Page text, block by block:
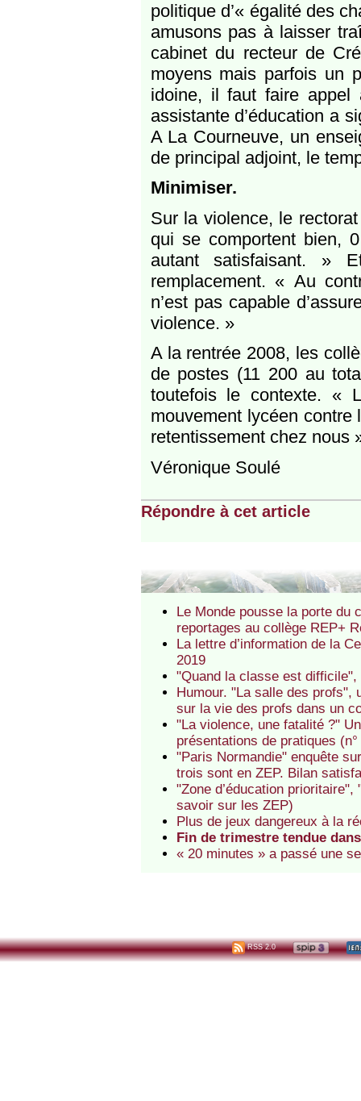
politique d’« égalité des
amusons pas à laisser
cabinet du recteur de
moyens mais parfois un
idoine, il faut faire appel
assistante d’éducation a
A La Courneuve, un
de principal adjoint, le
Minimiser.
Sur la violence, le
qui se comportent bien,
autant satisfaisant. »
remplacement. « Au
n’est pas capable
violence. »
A la rentrée 2008, les
de postes (11 200 au
toutefois le contexte. «
mouvement lycéen contre
retentissement chez nous
Véronique Soulé
Répondre à cet article
Le Monde pousse la porte du
reportages au collège REP+
La lettre d’information de la
2019
"Quand la classe est difficile",
Humour. "La salle des profs",
sur la vie des profs dans un
"La violence, une fatalité ?"
présentations de pratiques
"Paris Normandie" enquête
trois sont en ZEP. Bilan
"Zone d’éducation
savoir sur les ZEP)
Plus de jeux dangereux à la
Fin de trimestre tendue
« 20 minutes » a passé une
RSS 2.0